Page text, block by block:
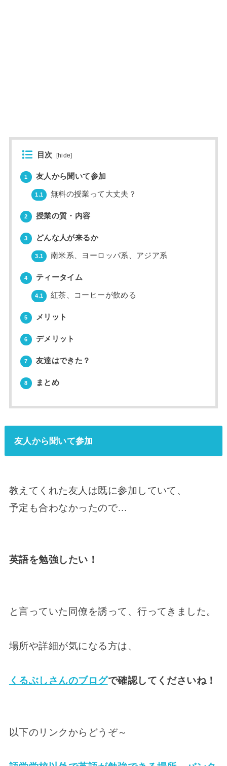
目次 [hide]
1 友人から聞いて参加
1.1 無料の授業って大丈夫？
2 授業の質・内容
3 どんな人が来るか
3.1 南米系、ヨーロッパ系、アジア系
4 ティータイム
4.1 紅茶、コーヒーが飲める
5 メリット
6 デメリット
7 友達はできた？
8 まとめ
友人から聞いて参加
教えてくれた友人は既に参加していて、
予定も合わなかったので…
英語を勉強したい！
と言っていた同僚を誘って、行ってきました。
場所や詳細が気になる方は、
くるぶしさんのブログで確認してくださいね！
以下のリンクからどうぞ～